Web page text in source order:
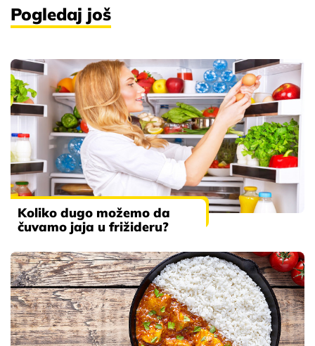
Pogledaj još
Koliko dugo možemo da
čuvamo jaja u frižideru?